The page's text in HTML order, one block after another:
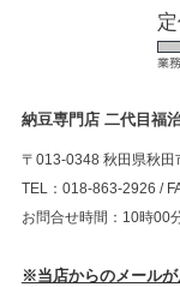
納豆専門店 二代目福
〒013-0348 秋田県秋田
TEL：018-863-2926 /
お問合せ時間：10時00
※当店からのメールが